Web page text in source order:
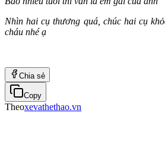
Nhìn hai cụ thương quá, chúc hai cụ
cháu nhé ạ
Chia sẻ
Copy
Theoxevathethao.vn